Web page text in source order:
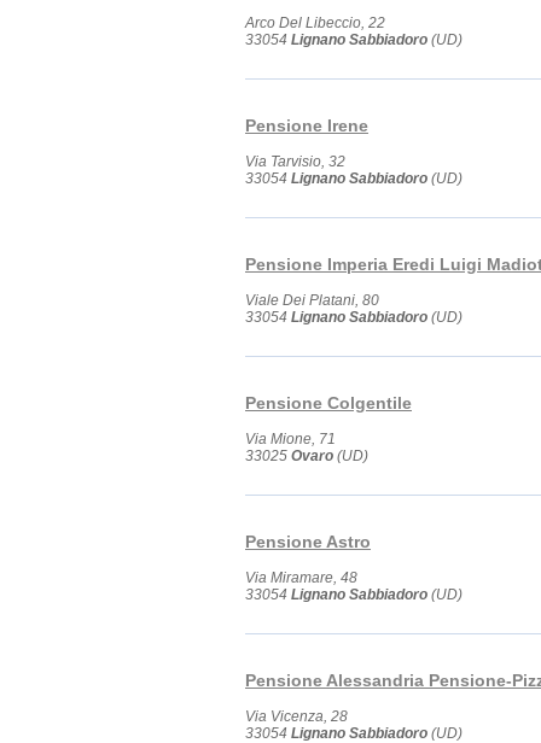
Arco Del Libeccio, 22
33054 Lignano Sabbiadoro (UD)
Pensione Irene
Via Tarvisio, 32
33054 Lignano Sabbiadoro (UD)
Pensione Imperia Eredi Luigi
Viale Dei Platani, 80
33054 Lignano Sabbiadoro (UD)
Pensione Colgentile
Via Mione, 71
33025 Ovaro (UD)
Pensione Astro
Via Miramare, 48
33054 Lignano Sabbiadoro (UD)
Pensione Alessandria Pensione-
Via Vicenza, 28
33054 Lignano Sabbiadoro (UD)